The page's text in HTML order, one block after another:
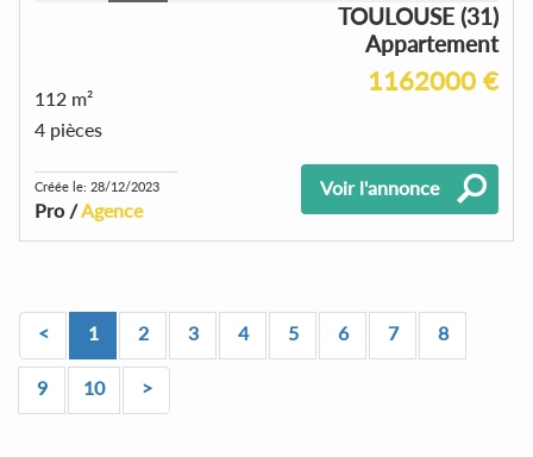
TOULOUSE (31)
Appartement
1162000 €
112 m²
4 pièces
Créée le: 28/12/2023
Pro /Agence
Voir l'annonce
< 1 2 3 4 5 6 7 8
9 10 >